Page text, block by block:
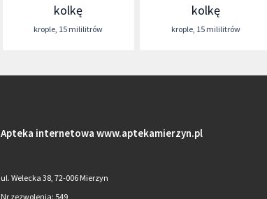
kolkę
krople, 15 mililitrów
kolkę
krople, 15 mililitrów
Apteka internetowa www.aptekamierzyn.pl
ul. Welecka 38, 72-006 Mierzyn
Nr zezwolenia: 549